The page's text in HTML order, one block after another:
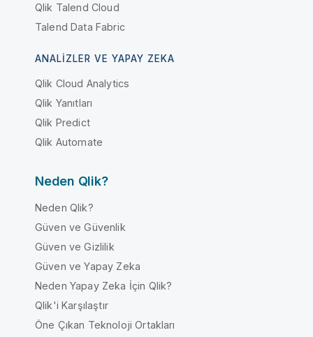
Qlik Talend Cloud
Talend Data Fabric
ANALIZLER VE YAPAY ZEKA
Qlik Cloud Analytics
Qlik Yanıtları
Qlik Predict
Qlik Automate
Neden Qlik?
Neden Qlik?
Güven ve Güvenlik
Güven ve Gizlilik
Güven ve Yapay Zeka
Neden Yapay Zeka İçin Qlik?
Qlik'i Karşılaştır
Öne Çıkan Teknoloji Ortakları